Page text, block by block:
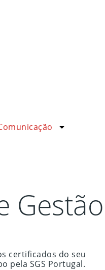
Gestão
certificados do seu
pela SGS Portugal.